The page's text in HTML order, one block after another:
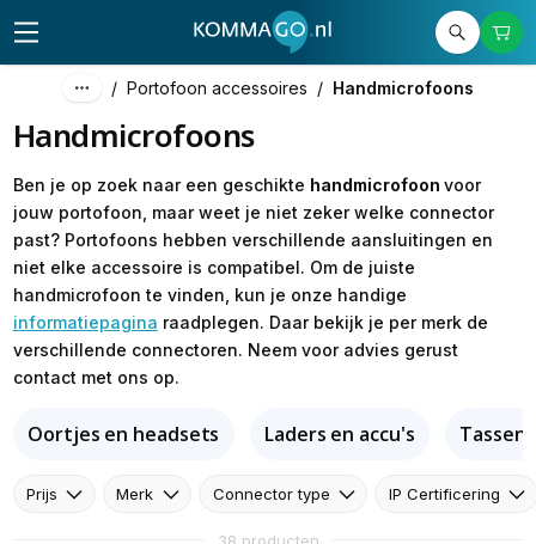
/ Portofoon accessoires / Handmicrofoons
Handmicrofoons
Ben je op zoek naar een geschikte handmicrofoon voor
jouw portofoon, maar weet je niet zeker welke connector
past? Portofoons hebben verschillende aansluitingen en
niet elke accessoire is compatibel. Om de juiste
handmicrofoon te vinden, kun je onze handige
informatiepagina raadplegen. Daar bekijk je per merk de
verschillende connectoren. Neem voor advies gerust
contact met ons op.
Oortjes en headsets Laders en accu's Tassen
Prijs Merk Connector type IP Certificering